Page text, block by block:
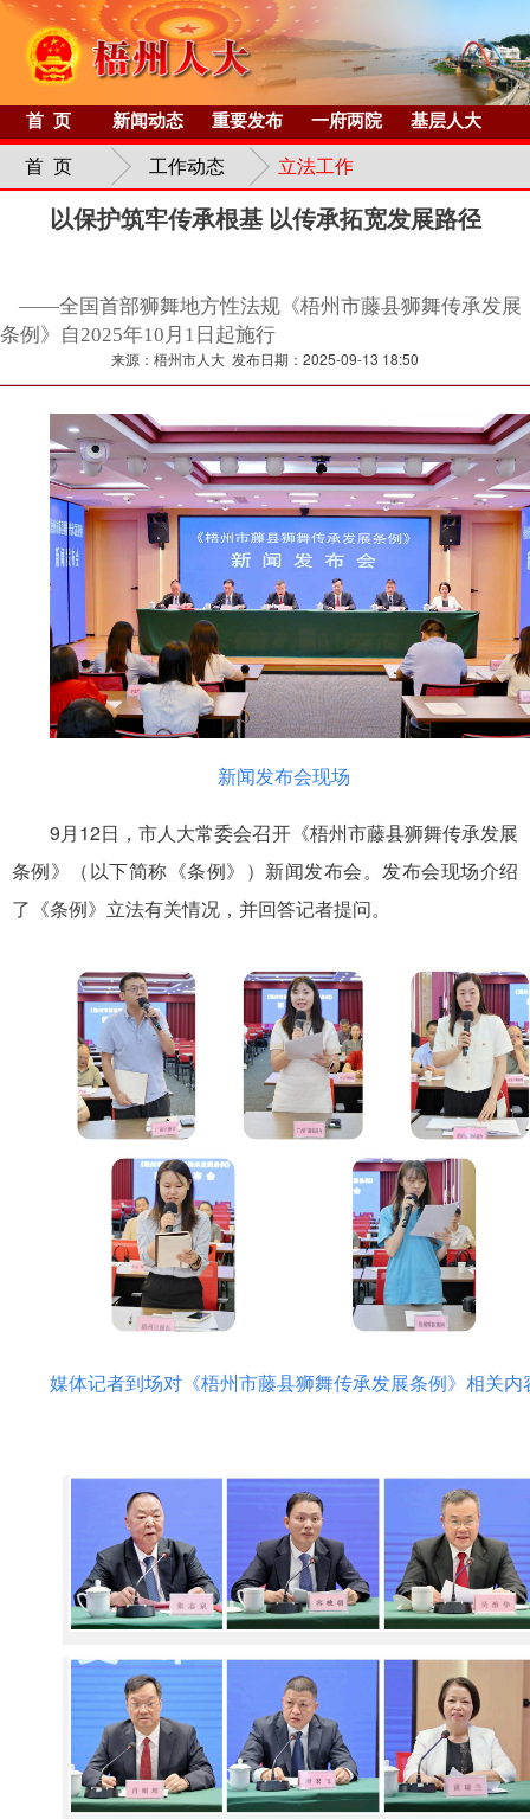
首 页 新闻动态 重要发布 一府两院 基层人大
首 页 工作动态 立法工作
以保护筑牢传承根基 以传承拓宽发展路径
——全国首部狮舞地方性法规​《梧州市藤县狮舞传承发展
条例》自2025年10月1日起施行
来源：梧州市人大 发布日期：2025-09-13 18:50
新闻发布会现场
9月12日，市人大常委会召开《梧州市藤县狮舞传承发展
条例》（以下简称《条例》）新闻发布会。发布会现场介绍
了《条例》立法有关情况，并回答记者提问。
媒体记者到场对《梧州市藤县狮舞传承发展条例》相关内